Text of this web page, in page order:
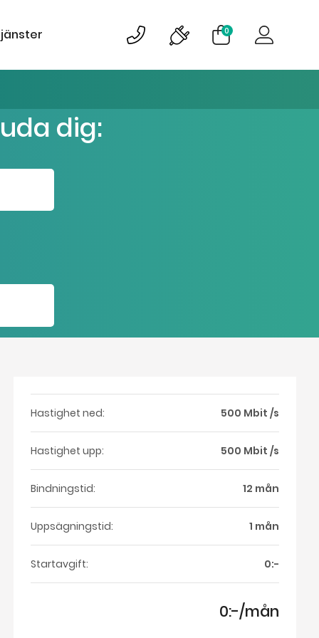
0
dig:
Hastighet ned: 500 Mbit /s
Hastighet upp: 500 Mbit /s
Bindningstid: 12 mån
Uppsägningstid: 1 mån
Startavgift: 0:-
0:-/mån